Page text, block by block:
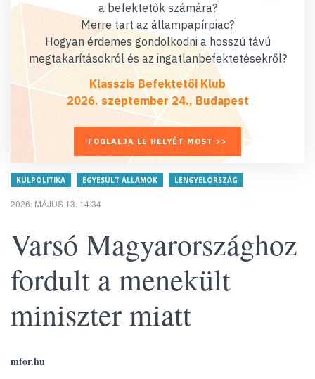
a befektetők számára?
Merre tart az állampapírpiac?
Hogyan érdemes gondolkodni a hosszú távú
megtakarításokról és az ingatlanbefektetésekről?
Klasszis Befektetői Klub
2026. szeptember 24., Budapest
FOGLALJA LE HELYÉT MOST >>
KÜLPOLITIKA EGYESÜLT ÁLLAMOK LENGYELORSZÁG
2026. MÁJUS 13. 14:34
Varsó Magyarországhoz
fordult a menekült
miniszter miatt
mfor.hu